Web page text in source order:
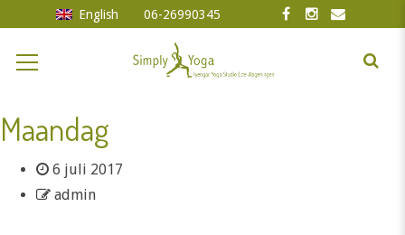
English 06-26990345
Maandag
6 juli 2017
admin